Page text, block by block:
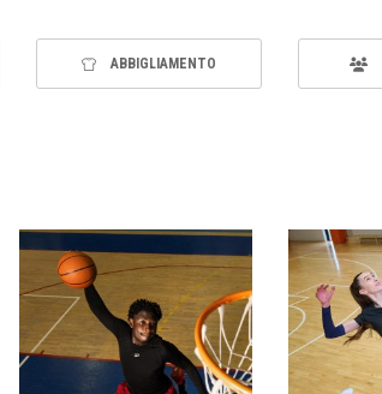
ABBIGLIAMENTO